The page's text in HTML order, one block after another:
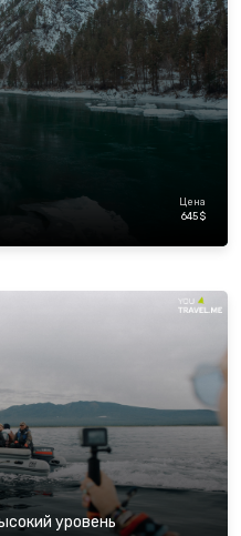
Цена
645 $
уровень